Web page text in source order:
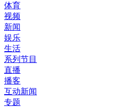
体育
视频
新闻
娱乐
生活
系列节目
直播
播客
互动新闻
专题